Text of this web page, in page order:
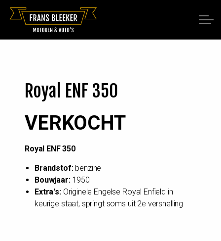
Royal ENF 350
VERKOCHT
Royal ENF 350
Brandstof: benzine
Bouwjaar: 1950
Extra's: Originele Engelse Royal Enfield in
keurige staat, springt soms uit 2e versnelling